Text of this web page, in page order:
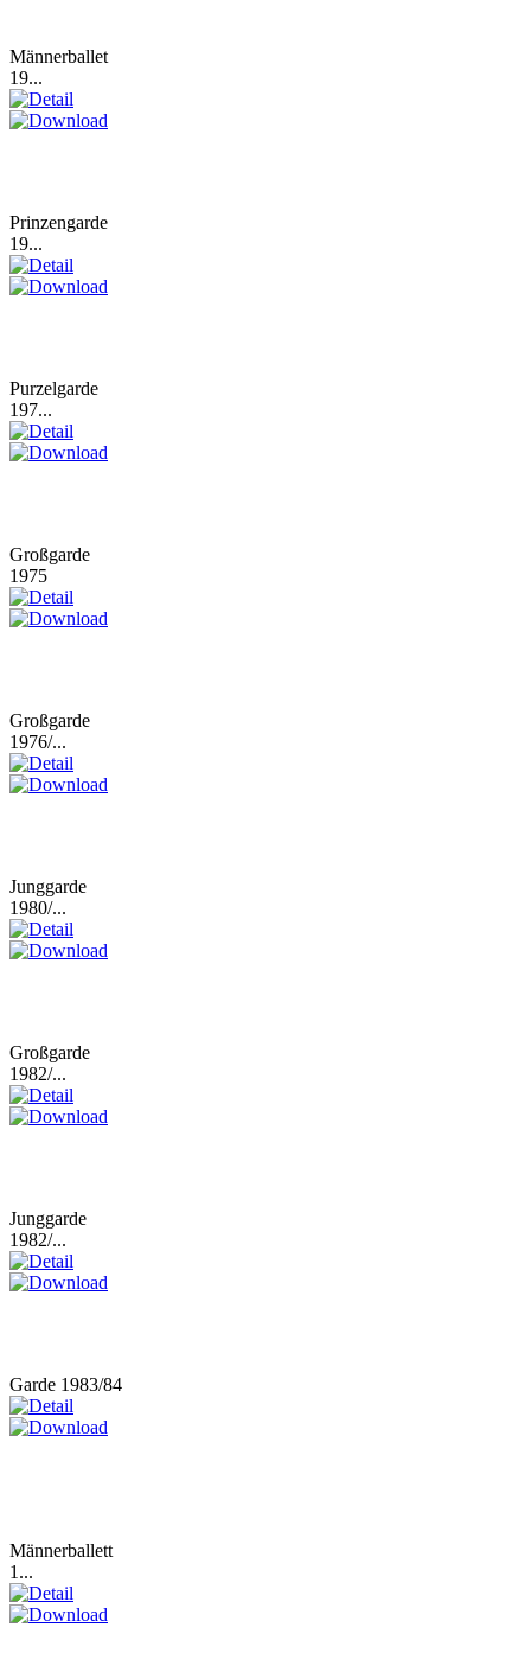
Männerballet
19...
Prinzengarde
19...
Purzelgarde
197...
Großgarde
1975
Großgarde
1976/...
Junggarde
1980/...
Großgarde
1982/...
Junggarde
1982/...
Garde 1983/84
Männerballett
1...